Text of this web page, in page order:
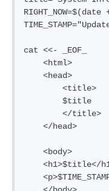
cat <<- _EOF_